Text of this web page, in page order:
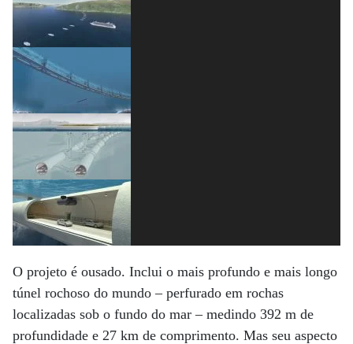
O projeto é ousado. Inclui o mais profundo e mais longo
túnel rochoso do mundo – perfurado em rochas
localizadas sob o fundo do mar – medindo 392 m de
profundidade e 27 km de comprimento. Mas seu aspecto